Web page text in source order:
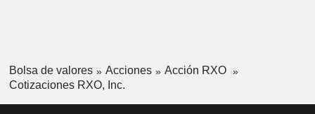
Bolsa de valores Acciones
Acción RXO
Cotizaciones RXO, Inc.